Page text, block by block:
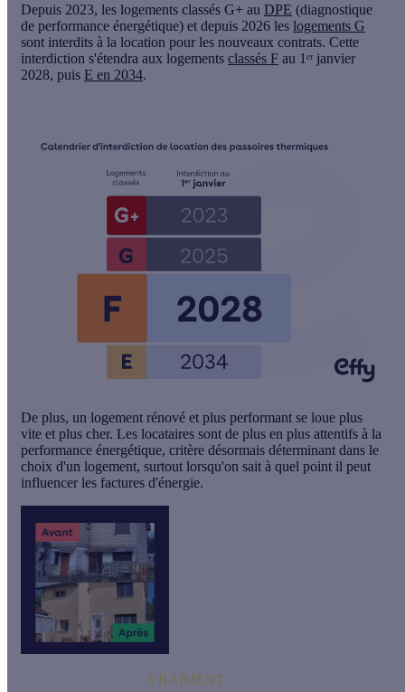
Depuis 2023, les logements classés G+ au DPE (diagnostique
de performance énergétique) et depuis 2026 les logements G
sont interdits à la location pour les nouveaux contrats. Cette
interdiction s'étendra aux logements classés F au 1ᵉʳ janvier
2028, puis E en 2034.
De plus, un logement rénové et plus performant se loue plus
vite et plus cher. Les locataires sont de plus en plus attentifs à la
performance énergétique, critère désormais déterminant dans le
choix d'un logement, surtout lorsqu'on sait à quel point il peut
influencer les factures d'énergie.
VRAIMENT